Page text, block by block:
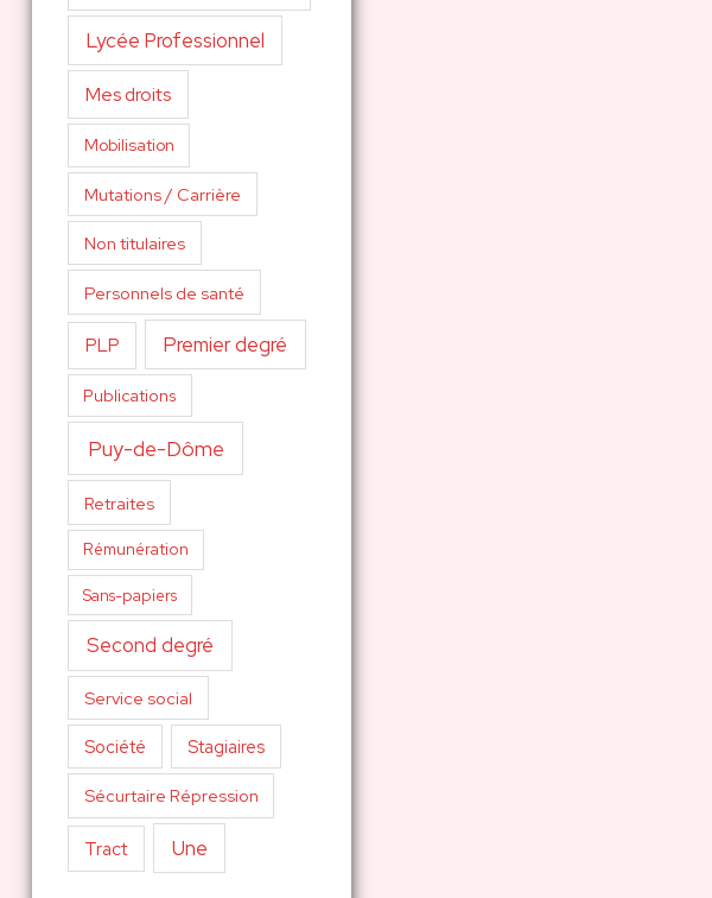
Lycée Professionnel
Mes droits
Mobilisation
Mutations / Carrière
Non titulaires
Personnels de santé
PLP Premier degré
Publications
Puy-de-Dôme
Retraites
Rémunération
Sans-papiers
Second degré
Service social
Société Stagiaires
Sécurtaire Répression
Tract Une